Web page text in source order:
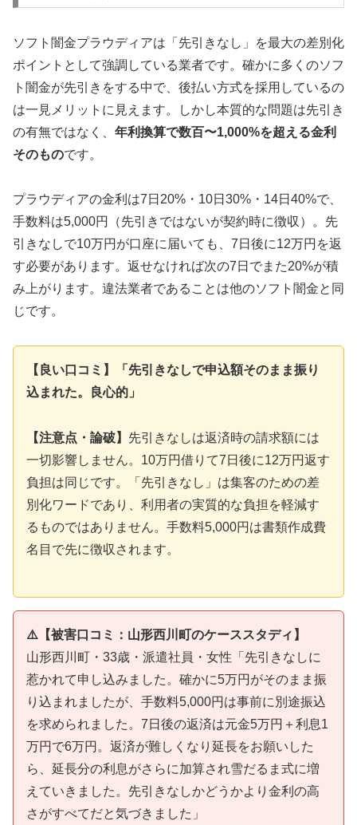
ソフト闇金プラウディアは「先引きなし」を最大の差別化
ポイントとして強調している業者です。確かに多くのソフ
ト闇金が先引きをする中で、後払い方式を採用しているの
は一見メリットに見えます。しかし本質的な問題は先引き
の有無ではなく、 年利換算で数百〜1,000%を超える金利
そのものです。
プラウディアの金利は7日20%・10日30%・14日40%で、
手数料は5,000円（先引きではないが契約時に徴収）。先
引きなしで10万円が口座に届いても、7日後に12万円を返
す必要があります。返せなければ次の7日でまた20%が積
み上がります。違法業者であることは他のソフト闇金と同
じです。
【良い口コミ】「先引きなしで申込額そのまま振り
込まれた。良心的」
【注意点・論破】 先引きなしは返済時の請求額には
一切影響しません。10万円借りて7日後に12万円返す
負担は同じです。「先引きなし」は集客のための差
別化ワードであり、利用者の実質的な負担を軽減す
るものではありません。手数料5,000円は書類作成費
名目で先に徴収されます。
⚠️【被害口コミ：山形西川町のケーススタディ】
山形西川町・33歳・派遣社員・女性「先引きなしに
惹かれて申し込みました。確かに5万円がそのまま振
り込まれましたが、手数料5,000円は事前に別途振込
を求められました。7日後の返済は元金5万円＋利息1
万円で6万円。返済が難しくなり延長をお願いした
ら、延長分の利息がさらに加算され雪だるま式に増
えていきました。先引きなしかどうかより金利の高
さがすべてだと気づきました」